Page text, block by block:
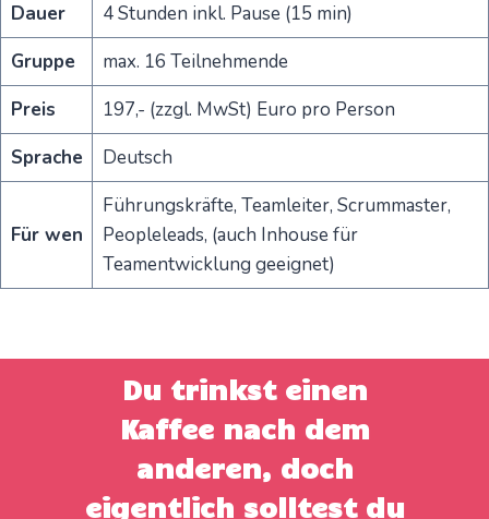
Dauer
4 Stunden inkl. Pause (15 min)
Gruppe
max. 16 Teilnehmende
Preis
197,- (zzgl. MwSt) Euro pro Person
Sprache
Deutsch
Für wen
Führungskräfte, Teamleiter, Scrummaster,
Peopleleads, (auch Inhouse für
Teamentwicklung geeignet)
Du trinkst einen
Kaffee nach dem
anderen, doch
eigentlich solltest du